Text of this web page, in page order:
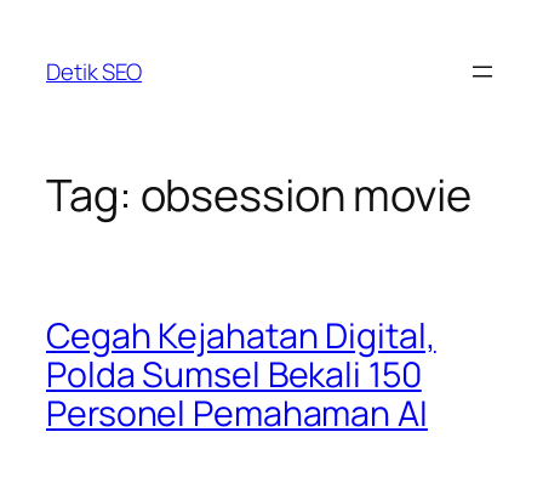
content
Detik SEO
Tag: obsession movie
Cegah Kejahatan Digital,
Polda Sumsel Bekali 150
Personel Pemahaman AI